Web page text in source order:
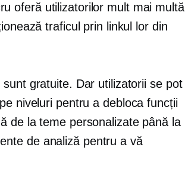
oferă utilizatorilor mult mai multă
traficul prin linkul lor din
gratuite. Dar utilizatorii se pot
niveluri pentru a debloca funcții
de la teme personalizate până la
de analiză pentru a vă